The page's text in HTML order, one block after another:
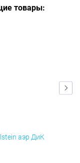
товары:
аэр ДиК